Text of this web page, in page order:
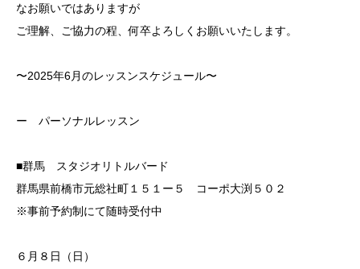
なお願いではありますが
ご理解、ご協力の程、何卒よろしくお願いいたします。
〜2025年6月のレッスンスケジュール〜
ー パーソナルレッスン
■群馬 スタジオリトルバード
群馬県前橋市元総社町１５１ー５ コーポ大渕５０２
※事前予約制にて随時受付中
６月８日（日）